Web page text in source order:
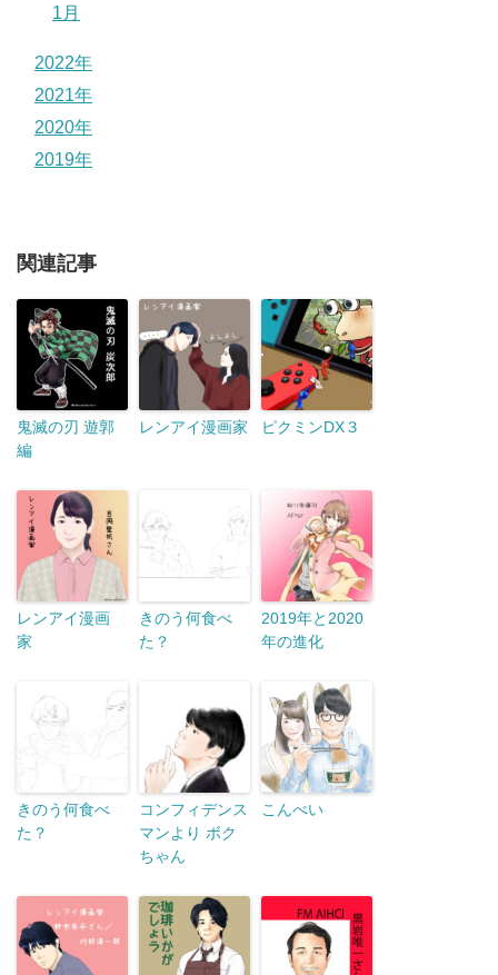
1月
2022年
2021年
2020年
2019年
関連記事
鬼滅の刃 遊郭
編
レンアイ漫画家 ピクミンDX３
レンアイ漫画
家
きのう何食べ
た？
2019年と2020
年の進化
きのう何食べ
た？
コンフィデンス
マンより ボク
ちゃん
こんべい